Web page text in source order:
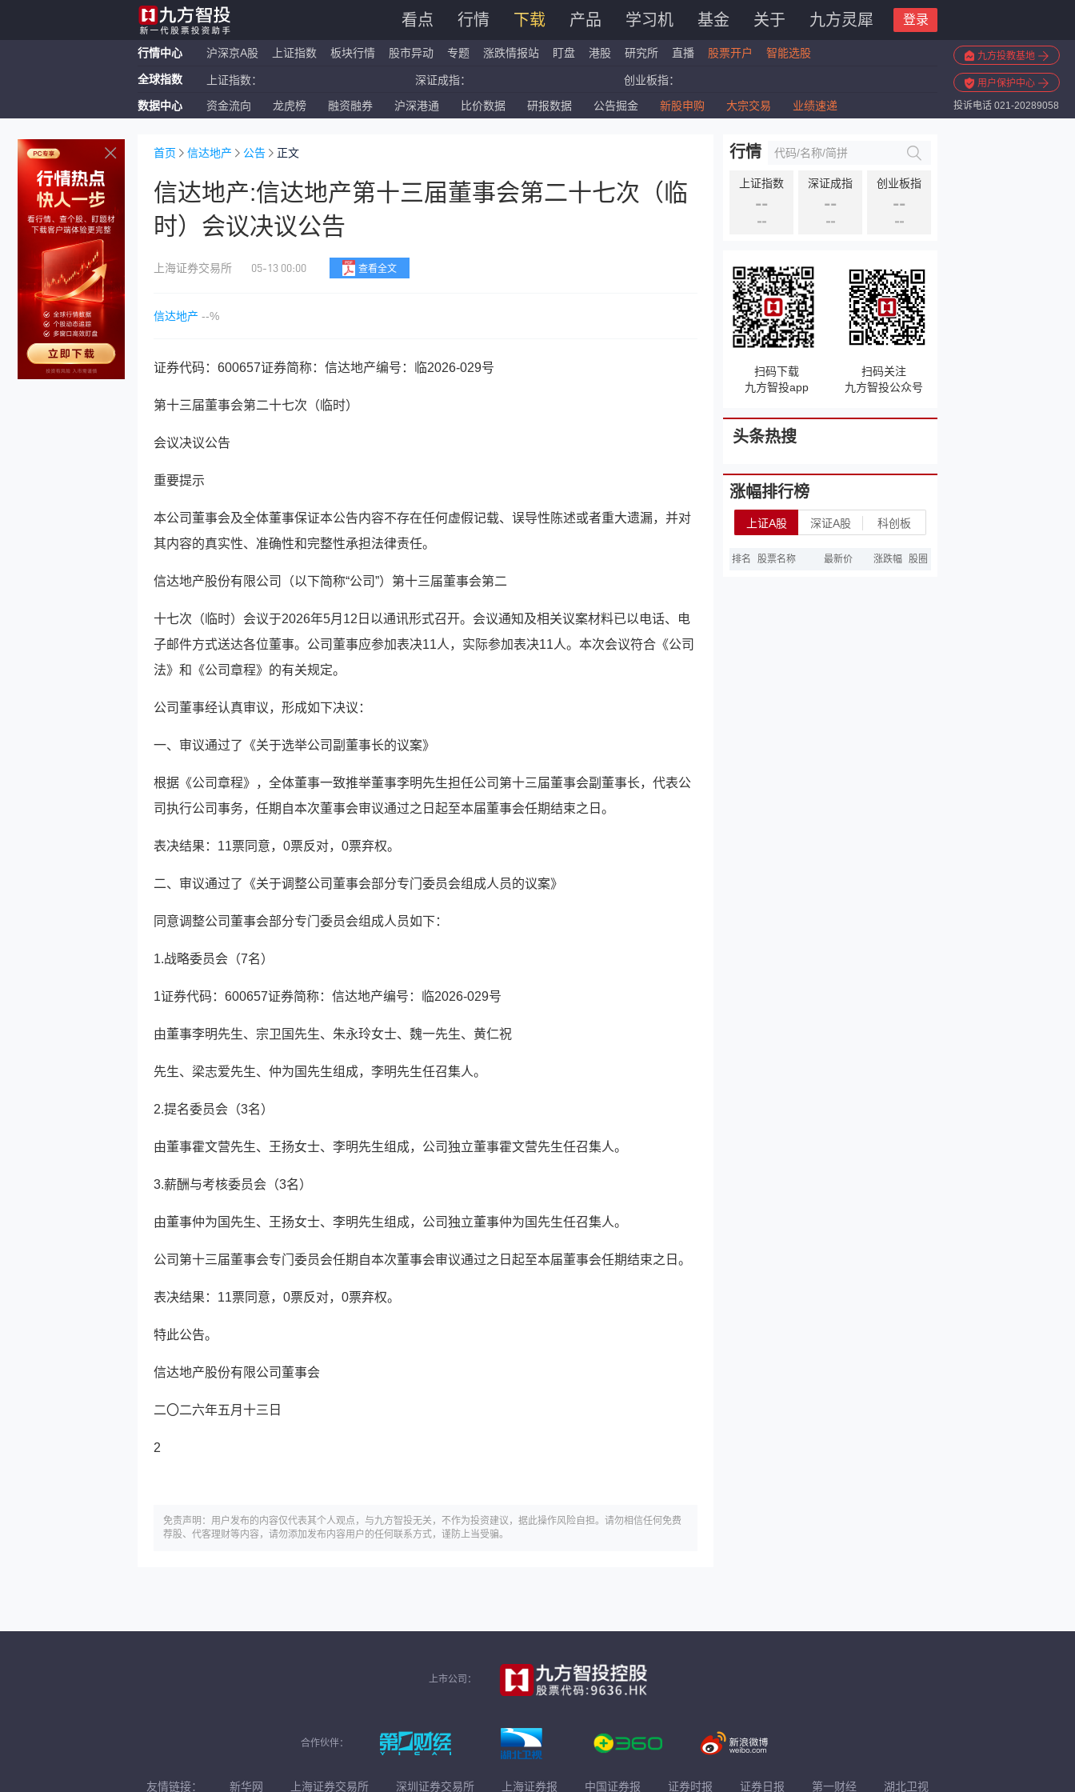
看点 行情 下载 产品 学习机 基金 关于 九方灵犀 登录
行情中心 沪深京A股 上证指数 板块行情 股市异动 专题 涨跌情报站 盯盘 港股 研究所 直播 股票开户 智能选股 九方投教基地
用户保护中心
投诉电话 021-20289058
全球指数 上证指数： 深证成指： 创业板指：
恒生指数： 国企指数： 红筹指数：
数据中心 资金流向 龙虎榜 融资融券 沪深港通 比价数据 研报数据 公告掘金 新股申购 大宗交易 业绩速递
首页 信达地产 公告 正文
信达地产:信达地产第十三届董事会第二十七次（临
时）会议决议公告
上海证券交易所 05-13 00:00 查看全文
信达地产 --%
证券代码：600657证券简称：信达地产编号：临2026-029号
第十三届董事会第二十七次（临时）
会议决议公告
重要提示
本公司董事会及全体董事保证本公告内容不存在任何虚假记载、误导性陈述或者重大遗漏，并对
其内容的真实性、准确性和完整性承担法律责任。
信达地产股份有限公司（以下简称“公司”）第十三届董事会第二
十七次（临时）会议于2026年5月12日以通讯形式召开。会议通知及相关议案材料已以电话、电
子邮件方式送达各位董事。公司董事应参加表决11人，实际参加表决11人。本次会议符合《公司
法》和《公司章程》的有关规定。
公司董事经认真审议，形成如下决议：
一、审议通过了《关于选举公司副董事长的议案》
根据《公司章程》，全体董事一致推举董事李明先生担任公司第十三届董事会副董事长，代表公
司执行公司事务，任期自本次董事会审议通过之日起至本届董事会任期结束之日。
表决结果：11票同意，0票反对，0票弃权。
二、审议通过了《关于调整公司董事会部分专门委员会组成人员的议案》
同意调整公司董事会部分专门委员会组成人员如下：
1.战略委员会（7名）
1证券代码：600657证券简称：信达地产编号：临2026-029号
由董事李明先生、宗卫国先生、朱永玲女士、魏一先生、黄仁祝
先生、梁志爱先生、仲为国先生组成，李明先生任召集人。
2.提名委员会（3名）
由董事霍文营先生、王扬女士、李明先生组成，公司独立董事霍文营先生任召集人。
3.薪酬与考核委员会（3名）
由董事仲为国先生、王扬女士、李明先生组成，公司独立董事仲为国先生任召集人。
公司第十三届董事会专门委员会任期自本次董事会审议通过之日起至本届董事会任期结束之日。
表决结果：11票同意，0票反对，0票弃权。
特此公告。
信达地产股份有限公司董事会
二〇二六年五月十三日
2
免责声明：用户发布的内容仅代表其个人观点，与九方智投无关，不作为投资建议，据此操作风险自担。请勿相信任何免费
荐股、代客理财等内容，请勿添加发布内容用户的任何联系方式，谨防上当受骗。
行情
上证指数
--
--
深证成指
--
--
创业板指
--
--
扫码下载
九方智投app
扫码关注
九方智投公众号
头条热搜
涨幅排行榜
上证A股 深证A股 科创板
排名 股票名称 最新价 涨跌幅 股圈
上市公司：
合作伙伴：
友情链接： 新华网 上海证券交易所 深圳证券交易所 上海证券报 中国证券报 证券时报 证券日报 第一财经 湖北卫视